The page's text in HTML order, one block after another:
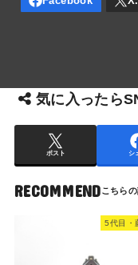
気に入ったら
ポスト シ
RECOMMEND
5代目・